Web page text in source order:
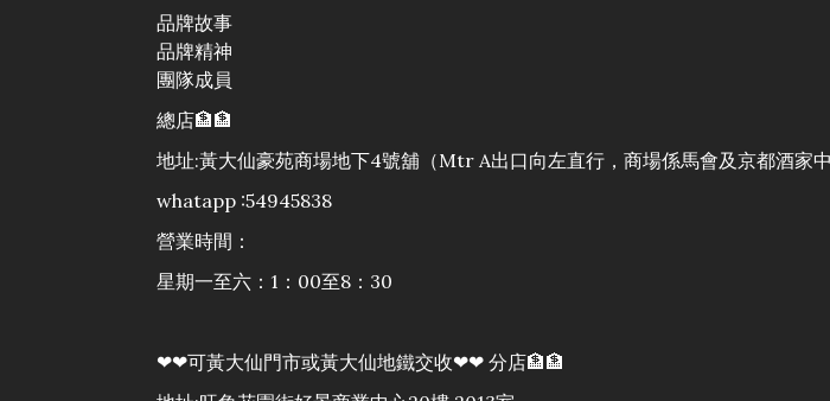
品牌故事
品牌精神
團隊成員
總店🏦🏦
地址:黃大仙豪苑商場地下4號舖（Mtr A出口向左直行，商場係馬會及京都酒家中
whatapp :54945838
營業時間：
星期一至六：1：00至8：30
❤❤可黃大仙門市或黃大仙地鐵交收❤❤ 分店🏦🏦